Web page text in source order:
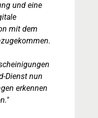
und eine
mit dem
Dienst nun
erkennen